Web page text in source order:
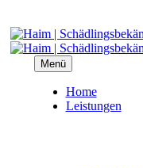
Menü
Home
Leis­tun­gen